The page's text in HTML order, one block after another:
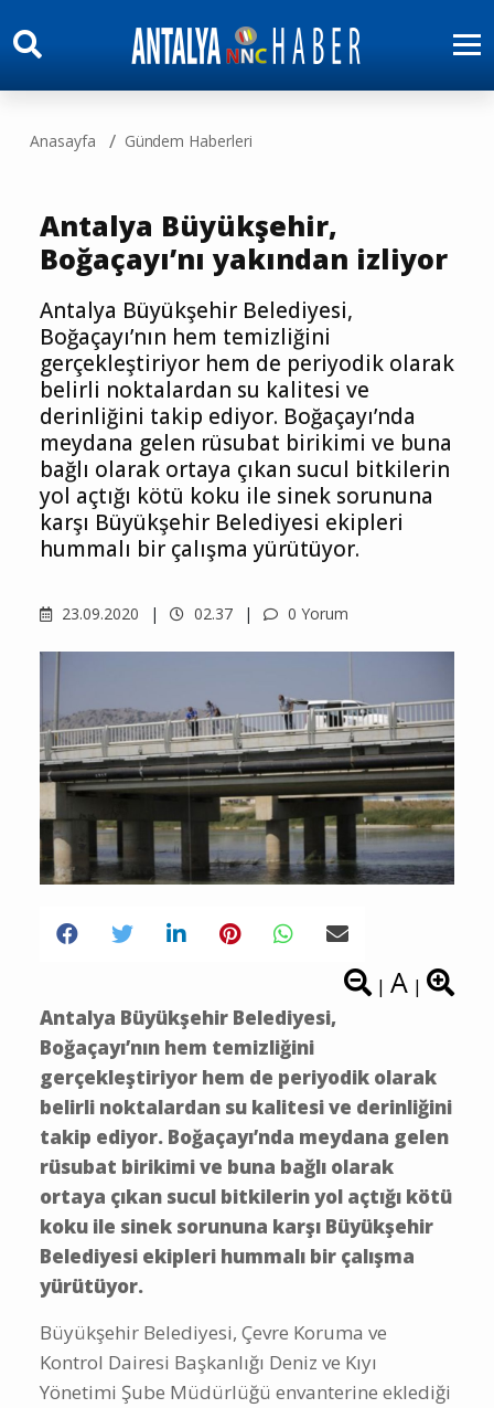
Anasayfa Gündem Haberleri
Antalya Büyükşehir,
Boğaçayı’nı yakından izliyor
Antalya Büyükşehir Belediyesi,
Boğaçayı’nın hem temizliğini
gerçekleştiriyor hem de periyodik olarak
belirli noktalardan su kalitesi ve
derinliğini takip ediyor. Boğaçayı’nda
meydana gelen rüsubat birikimi ve buna
bağlı olarak ortaya çıkan sucul bitkilerin
yol açtığı kötü koku ile sinek sorununa
karşı Büyükşehir Belediyesi ekipleri
hummalı bir çalışma yürütüyor.
23.09.2020 02.37 0 Yorum
| A |
Antalya Büyükşehir Belediyesi,
Boğaçayı’nın hem temizliğini
gerçekleştiriyor hem de periyodik olarak
belirli noktalardan su kalitesi ve derinliğini
takip ediyor. Boğaçayı’nda meydana gelen
rüsubat birikimi ve buna bağlı olarak
ortaya çıkan sucul bitkilerin yol açtığı kötü
koku ile sinek sorununa karşı Büyükşehir
Belediyesi ekipleri hummalı bir çalışma
yürütüyor.
Büyükşehir Belediyesi, Çevre Koruma ve
Kontrol Dairesi Başkanlığı Deniz ve Kıyı
Yönetimi Şube Müdürlüğü envanterine eklediği